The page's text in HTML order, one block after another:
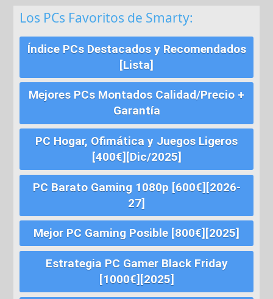
Los PCs Favoritos de Smarty:
Índice PCs Destacados y Recomendados
[Lista]
Mejores PCs Montados Calidad/Precio +
Garantía
PC Hogar, Ofimática y Juegos Ligeros
[400€][Dic/2025]
PC Barato Gaming 1080p [600€][2026-
27]
Mejor PC Gaming Posible [800€][2025]
Estrategia PC Gamer Black Friday
[1000€][2025]